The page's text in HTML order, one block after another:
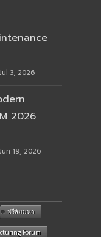
3, 2026
2026
19, 2026
ฟรีสัมมนา
Forum